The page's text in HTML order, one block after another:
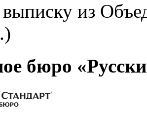
выписку из
бюро